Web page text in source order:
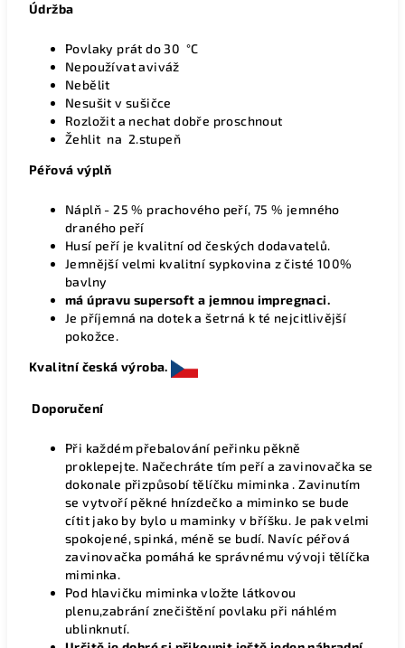
Údržba
Povlaky prát do 30 °C
Nepoužívat aviváž
Nebělit
Nesušit v sušičce
Rozložit a nechat dobře proschnout
Žehlit na 2.stupeň
Péřová výplň
Náplň - 25 % prachového peří, 75 % jemného
draného peří
Husí peří je kvalitní od českých dodavatelů.
Jemnější velmi kvalitní sypkovina z čisté 100%
bavlny
má úpravu supersoft a jemnou impregnaci.
Je příjemná na dotek a šetrná k té nejcitlivější
pokožce.
Kvalitní česká výroba.
Doporučení
Při každém přebalování peřinku pěkně
proklepejte. Načechráte tím peří a zavinovačka se
dokonale přizpůsobí tělíčku miminka . Zavinutím
se vytvoří pěkné hnízdečko a miminko se bude
cítit jako by bylo u maminky v bříšku. Je pak velmi
spokojené, spinká, méně se budí. Navíc péřová
zavinovačka pomáhá ke správnému vývoji tělíčka
miminka.
Pod hlavičku miminka vložte látkovou
plenu,zabrání znečištění povlaku při náhlém
ublinknutí.